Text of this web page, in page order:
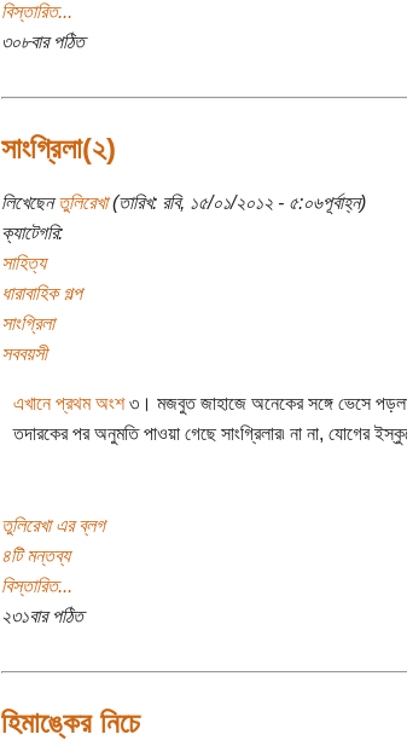
বিস্তারিত...
৩০৮বার পঠিত
সাংগ্রিলা(২)
লিখেছেনতুলিরেখা(তারিখ: রবি, ১৫/০১/২০১২ - ৫:০৬পূর্বাহ্ন)
ক্যাটেগরি:
সাহিত্য
ধারাবাহিক গল্প
সাংগ্রিলা
সববয়সী
এখানে প্রথম অংশ৩। মজবুত জাহাজে অনেকের সঙ্গে ভেসে
তদারকের পর অনুমতি পাওয়া গেছে সাংগ্রিলার৷ না না, যোগের
তুলিরেখা এর ব্লগ
৪টি মন্তব্য
বিস্তারিত...
২৩১বার পঠিত
হিমাঙ্কের নিচে